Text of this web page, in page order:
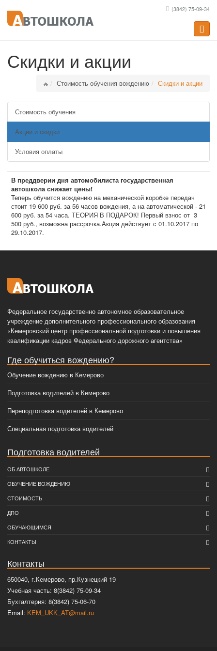
(3842) 75-09-34
Toggle
Скидки и акции
Стоимость обучения вождению Скидки и акции
Стоимость обучения
Акции и скидки
Условия оплаты
В преддверии дня автомобилиста государственная
автошкола снижает цены!
Теперь обучится вождению на механической коробке передач
стоит 19 600 руб. за 56 часов вождения, а на автоматической - 21
600 руб. за 54 часа. ТЕОРИЯ В ПОДАРОК! Первый взнос от 3
500 руб., возможна рассрочка.Акция действует с 01.10.2017 по
29.10.2017.
Федеральное государственно автономное образовательное
учреждение дополнительного профессионального образования
«Кемеровский центр профессиональной подготовки и повышения
квалификации кадров Федерального дорожного агентства»
Где обучиться вождению?
Обучение вождению в Кемерово
Подготовка водителей в Кемерово
Переподготовка водителей в Кемерово
Специальная подготовка водителей
Подготовка водителей
ОБ АВТОШКОЛЕ
ОБУЧЕНИЕ ВОЖДЕНИЮ
СТОИМОСТЬ
ДПО
ОБУЧАЮЩИМСЯ
КОНТАКТЫ
Контакты
650040, г.Кемерово, пр.Кузнецкий 19
Учебная часть: 8(3842) 75-09-34
Бухгалтерия: 8(3842) 75-06-70
Email: KEM_UKK_AT@mail.ru